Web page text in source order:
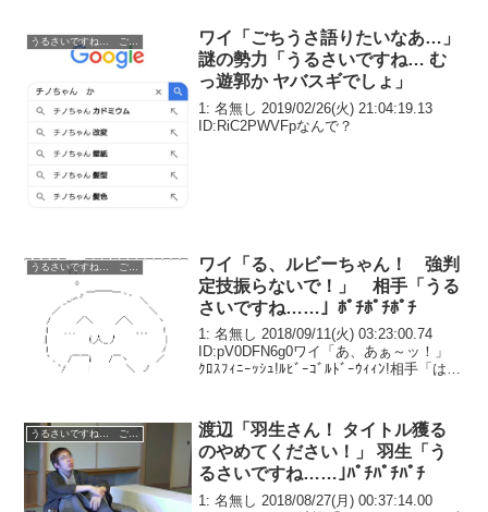
ワイ「ごちうさ語りたいなあ…」
謎の勢力「うるさいですね… む
っ遊郭か ヤバスギでしょ」
1: 名無し 2019/02/26(火) 21:04:19.13
ID:RiC2PWVFpなんで？
ワイ「る、ルビーちゃん！ 強判
定技振らないで！」 相手「うる
さいですね……」ﾎﾟﾁﾎﾟﾁﾎﾟﾁ
1: 名無し 2018/09/11(火) 03:23:00.74
ID:pV0DFN6g0ワイ「あ、あぁ～ッ！」
ｸﾛｽﾌｨﾆｰｯｼｭ!ﾙﾋﾞｰｺﾞﾙﾄﾞｰｳｨｨﾝ!相手「は
渡辺「羽生さん！ タイトル獲る
のやめてください！」 羽生「う
るさいですね……｣ﾊﾟﾁﾊﾟﾁﾊﾟﾁ
1: 名無し 2018/08/27(月) 00:37:14.00